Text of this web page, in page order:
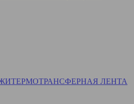
ТЕРМОТРАНСФЕРНАЯ ЛЕНТА